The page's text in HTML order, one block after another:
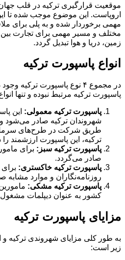
موقعیت قرارگیری ترکیه در قلب
اروپاست. این موضوع موجب شده تا
مهمی برخوردار شده و به پلی برای
مختلف و مسیر مهمی برای تجارت
زمین، دریا و هوا تبدیل گردد.
انواع پاسپورت ترکیه
در مجموع ۴ نوع پاسپورت
پاسپورت ترکیه مرتبط نبوده و تنها
پاسپورت ترکیه معمولی: این
شهروندان ترکیه صادر می‌شود و
طریق شرکت در طرح‌های
ترکیه، این پاسپورت ارزشمند را
پاسپورت ترکیه سبز: برای
صادر می‌گردد.
پاسپورت ترکیه خاکستری:
روزنامه‌نگاران و موارد مشابه
پاسپورت ترکیه مشکی:
کشور به عنوان دیپلمات مشغول
مزایای پاسپورت ترکیه
به طور کلی مزایای شهروندی ترکیه
زیر است: